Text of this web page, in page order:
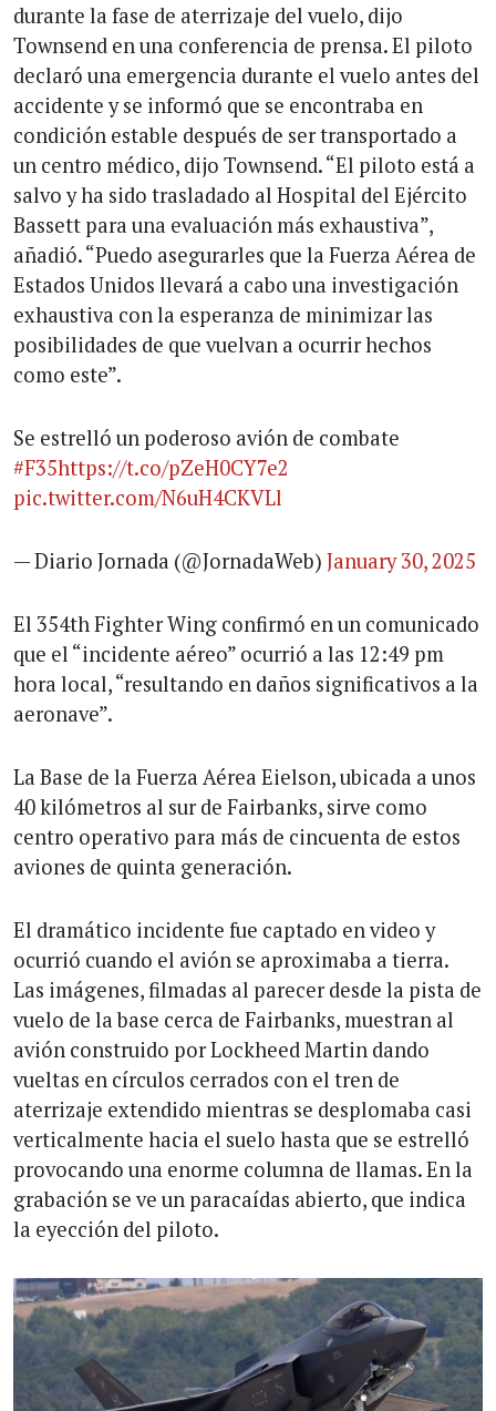
durante la fase de aterrizaje del vuelo, dijo
Townsend en una conferencia de prensa. El piloto
declaró una emergencia durante el vuelo antes del
accidente y se informó que se encontraba en
condición estable después de ser transportado a
un centro médico, dijo Townsend. “El piloto está a
salvo y ha sido trasladado al Hospital del Ejército
Bassett para una evaluación más exhaustiva”,
añadió. “Puedo asegurarles que la Fuerza Aérea de
Estados Unidos llevará a cabo una investigación
exhaustiva con la esperanza de minimizar las
posibilidades de que vuelvan a ocurrir hechos
como este”.
Se estrelló un poderoso avión de combate
#F35https://t.co/pZeH0CY7e2
pic.twitter.com/N6uH4CKVLl
— Diario Jornada (@JornadaWeb) January 30, 2025
El 354th Fighter Wing confirmó en un comunicado
que el “incidente aéreo” ocurrió a las 12:49 pm
hora local, “resultando en daños significativos a la
aeronave”.
La Base de la Fuerza Aérea Eielson, ubicada a unos
40 kilómetros al sur de Fairbanks, sirve como
centro operativo para más de cincuenta de estos
aviones de quinta generación.
El dramático incidente fue captado en video y
ocurrió cuando el avión se aproximaba a tierra.
Las imágenes, filmadas al parecer desde la pista de
vuelo de la base cerca de Fairbanks, muestran al
avión construido por Lockheed Martin dando
vueltas en círculos cerrados con el tren de
aterrizaje extendido mientras se desplomaba casi
verticalmente hacia el suelo hasta que se estrelló
provocando una enorme columna de llamas. En la
grabación se ve un paracaídas abierto, que indica
la eyección del piloto.